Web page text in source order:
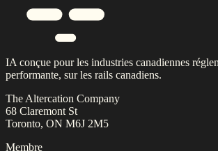
IA conçue pour les industries canadiennes
performante, sur les rails canadiens.
The Altercation Company
68 Claremont St
Toronto, ON M6J 2M5
Membre